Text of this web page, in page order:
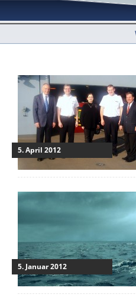
5. April 2012
5. Januar 2012